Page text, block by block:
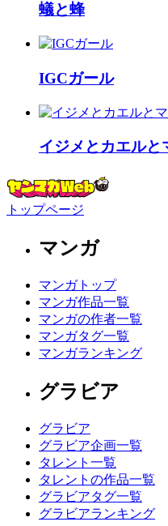
蟻と蜂
IGCガール
イジメとカエルと
トップページ
マンガ
マンガトップ
マンガ作品一覧
マンガの作者一覧
マンガタグ一覧
マンガランキング
グラビア
グラビア
グラビア企画一覧
タレント一覧
タレントの作品一覧
グラビアタグ一覧
グラビアランキング